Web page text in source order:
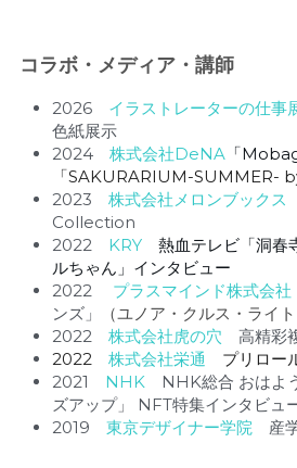
コラボ・メディア・講師
2026 イラストレーターの仕事
色紙展示
2024 株式会社DeNA 「
「SAKURARIUM-SUMMER-
2023 株式会社メロンブックス
Collection
2022 KRY 熱血テレビ「洞春
ルちゃん」インタビュー
2022 プラスマインド株式会社
ンズ」
（ユノア・クルス・ライ
2022 株式会社虎の穴 高精彩
2022 株式会社栄通
プリロー
2021 NHK
NHK総合 おはよ
ズアップ」 NFT特集インタビュ
2019 東京デザイナー学院 産